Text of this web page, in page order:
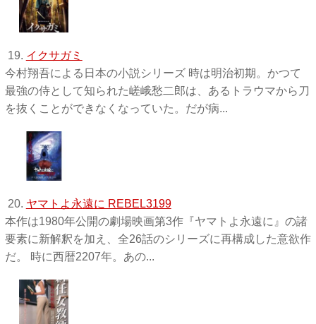
19. イクサガミ
今村翔吾による日本の小説シリーズ 時は明治初期。かつて
最強の侍として知られた嵯峨愁二郎は、あるトラウマから刀
を抜くことができなくなっていた。だが病...
20. ヤマトよ永遠に REBEL3199
本作は1980年公開の劇場映画第3作『ヤマトよ永遠に』の諸
要素に新解釈を加え、全26話のシリーズに再構成した意欲作
だ。 時に西暦2207年。あの...